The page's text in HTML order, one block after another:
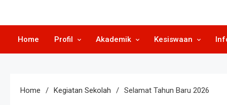
Home Profil Akademik Kesiswaan
Home Kegiatan Sekolah Selamat Tahun Baru 2026